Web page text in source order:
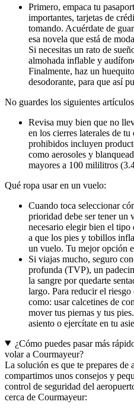
Primero, empaca tu
importantes, tarjetas de
tomando. Acuérdate de
esa novela que está de
Si necesitas un rato de
almohada inflable y
Finalmente, haz un
desodorante, para que así
No guardes los siguientes
Revisa muy bien que no
en los cierres laterales de
prohibidos incluyen
como aerosoles y
mayores a 100 mililitros
Qué ropa usar en un vuelo:
Cuando toca seleccionar
prioridad debe ser tener un
necesario elegir bien el tipo
a que los pies y tobillos
un vuelo. Tu mejor opción
Si viajas mucho, seguro
profunda (TVP), un
la sangre por quedarte
largo. Para reducir el riesgo
como: usar calcetines de
mover tus piernas y tus
asiento o ejercítate en tu
¿Cómo puedes pasar más
volar a Courmayeur?
La solución es que te prepares de
compartimos unos consejos y
control de seguridad del
cerca de Courmayeur: